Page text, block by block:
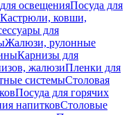
освещенияПосуда для
Кастрюли, ковши,
для
Жалюзи, рулонные
Карнизы для
жалюзиПленки для
системыСтоловая
Посуда для горячих
напитковСтоловые